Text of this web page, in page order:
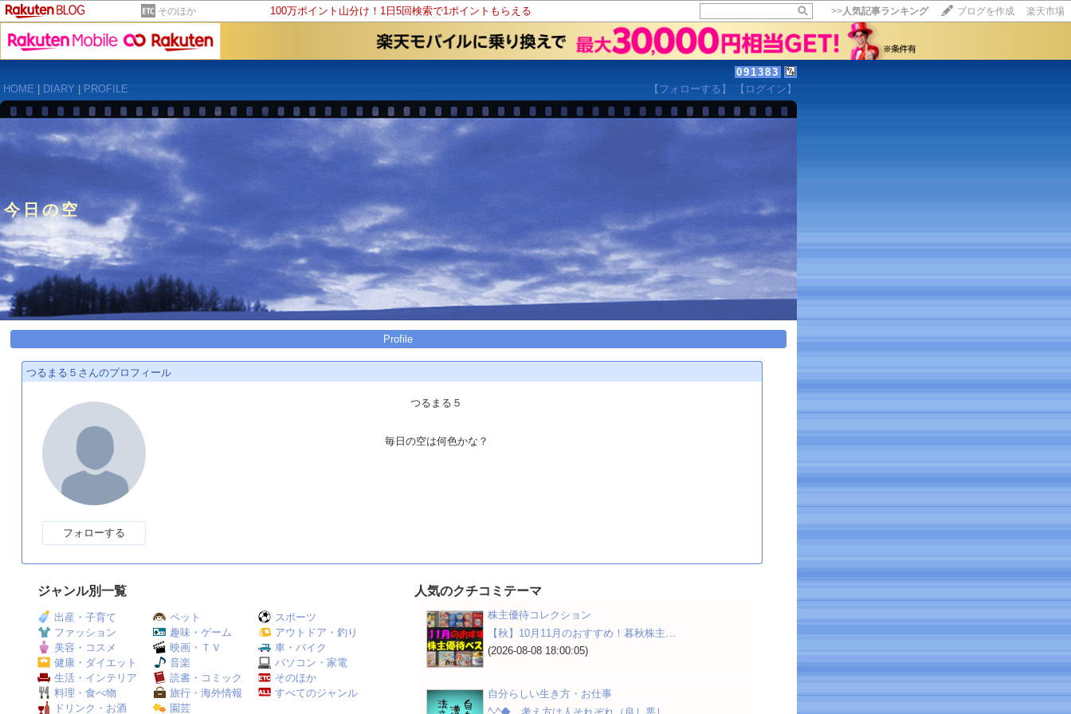
そのほか 100万ポイント山分け！1日5回検索で1ポイントもらえる >>人気記事ランキング ブログを作成 楽天市場
091383
HOME
DIARY PROFILE 【フォローする】 【ログイン】
今日の空
Profile
つるまる５さんのプロフィール
フォローする
つるまる５
毎日の空は何色かな？
ジャンル別一覧
出産・子育て
ファッション
美容・コスメ
健康・ダイエット
生活・インテリア
料理・食べ物
ドリンク・お酒
ペット
趣味・ゲーム
映画・ＴＶ
音楽
読書・コミック
旅行・海外情報
園芸
スポーツ
アウトドア・釣り
車・バイク
パソコン・家電
そのほか
すべてのジャンル
人気のクチコミテーマ
株主優待コレクション
【秋】10月11月のおすすめ！暮秋株主…
(2026-08-08 18:00:05)
自分らしい生き方・お仕事